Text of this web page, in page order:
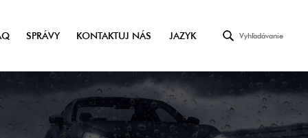
SPRÁVY KONTAKTUJ NÁS JAZYK Vyhľadávanie